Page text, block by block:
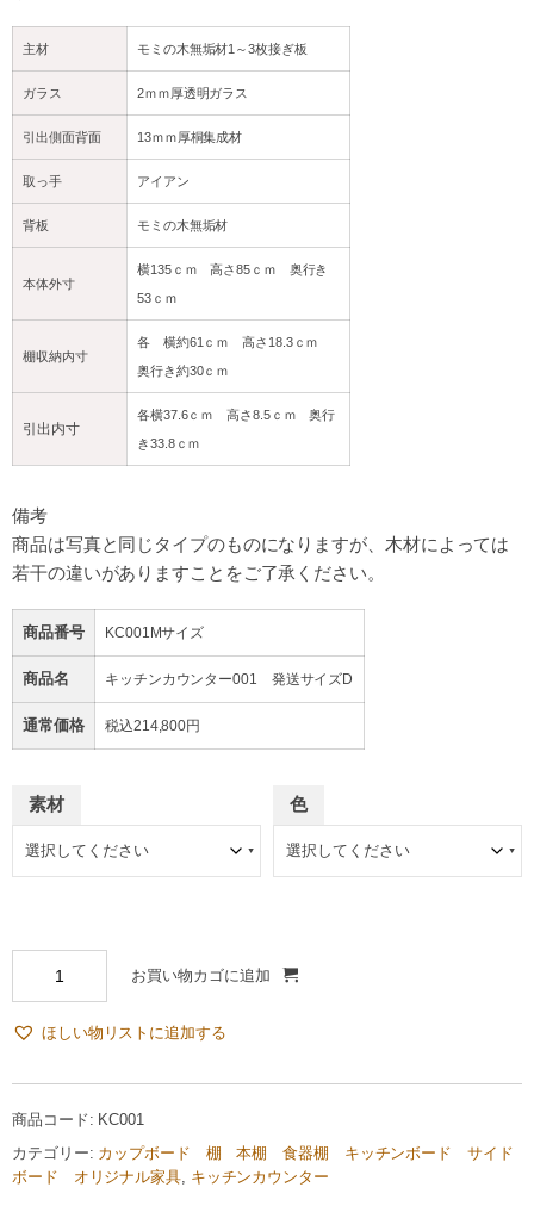
主材 モミの木無垢材1～3枚接ぎ板
ガラス 2ｍｍ厚透明ガラス
引出側面背面 13ｍｍ厚桐集成材
取っ手 アイアン
背板 モミの木無垢材
本体外寸
横135ｃｍ 高さ85ｃｍ 奥行き
53ｃｍ
棚収納内寸
各 横約61ｃｍ 高さ18.3ｃｍ
奥行き約30ｃｍ
引出内寸
各横37.6ｃｍ 高さ8.5ｃｍ 奥行
き33.8ｃｍ
備考
商品は写真と同じタイプのものになりますが、 木材によっては
若干の違いがありますことをご了承ください。
商品番号 KC001Mサイズ
商品名 キッチンカウンター001 発送サイズD
通常価格 税込214,800円
素材 色
お買い物カゴに追加
ほしい物リストに追加する
商品コード: KC001
カテゴリー: カップボード 棚 本棚 食器棚 キッチンボード サイド
ボード オリジナル家具, キッチンカウンター